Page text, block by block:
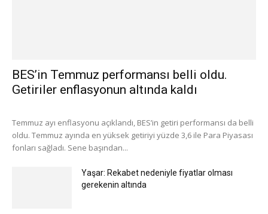
BES’in Temmuz performansı belli oldu.
Getiriler enflasyonun altında kaldı
Temmuz ayı enflasyonu açıklandı, BES’in getiri performansı da belli
oldu. Temmuz ayında en yüksek getiriyi yüzde 3,6 ile Para Piyasası
fonları sağladı. Sene başından...
Yaşar: Rekabet nedeniyle fiyatlar olması
gerekenin altında